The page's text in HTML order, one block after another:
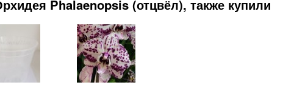
Phalaenopsis (отцвёл), также купили